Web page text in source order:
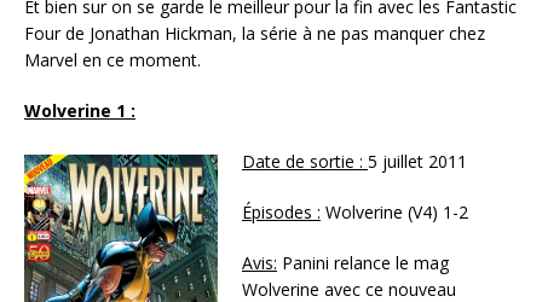
Et bien sur on se garde le meilleur pour la fin avec les Fantastic
Four de Jonathan Hickman, la série à ne pas manquer chez
Marvel en ce moment.
Wolverine 1 :
Date de sortie : 5 juillet 2011
Épisodes : Wolverine (V4) 1-2
Avis: Panini relance le mag
Wolverine avec ce nouveau